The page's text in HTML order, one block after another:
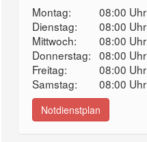
Montag: 08:00 Uhr
Dienstag:
08:00 Uhr
Mittwoch:
08:00 Uhr
Donnerstag: 08:00 Uhr
Freitag:
08:00 Uhr
Samstag:
08:00 Uhr
Notdienstplan